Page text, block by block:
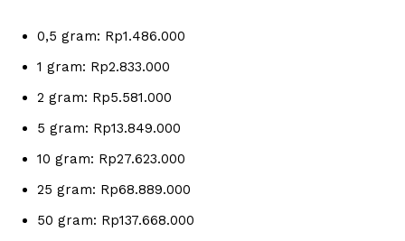
0,5 gram: Rp1.486.000
1 gram: Rp2.833.000
2 gram: Rp5.581.000
5 gram: Rp13.849.000
10 gram: Rp27.623.000
25 gram: Rp68.889.000
50 gram: Rp137.668.000